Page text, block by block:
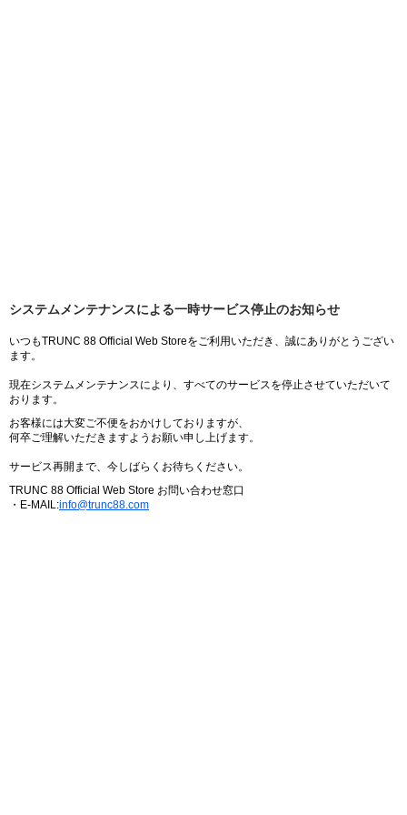
システムメンテナンスによる一時サービス停止のお知らせ
いつもTRUNC 88 Official Web Storeをご利用いただき、誠にありがとうござい
ます。
現在システムメンテナンスにより、すべてのサービスを停止させていただいて
おります。
お客様には大変ご不便をおかけしておりますが、
何卒ご理解いただきますようお願い申し上げます。
サービス再開まで、今しばらくお待ちください。
TRUNC 88 Official Web Store お問い合わせ窓口
・E-MAIL:info@trunc88.com